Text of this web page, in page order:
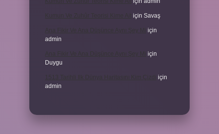
Kumun Ve Zuhûr Teorisi Kime Ait için Savaş
için
admin
için
Duygu
1513 Tarihli Ilk Dünya Haritasını Kim Çizdi
için
admin